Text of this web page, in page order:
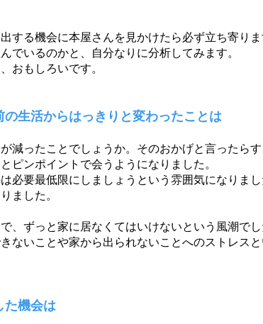
する機会に本屋さんを見かけたら必ず立ち寄り
でいるのかと、自分なりに分析してみます。
おもしろいです。
の生活からはっきりと変わったことは
減ったことでしょうか。そのおかげと言ったら
ピンポイントで会うようになりました。
必要最低限にしましょうという雰囲気になりま
ました。
、ずっと家に居なくてはいけないという風潮で
ないことや家から出られないことへのストレス
た機会は